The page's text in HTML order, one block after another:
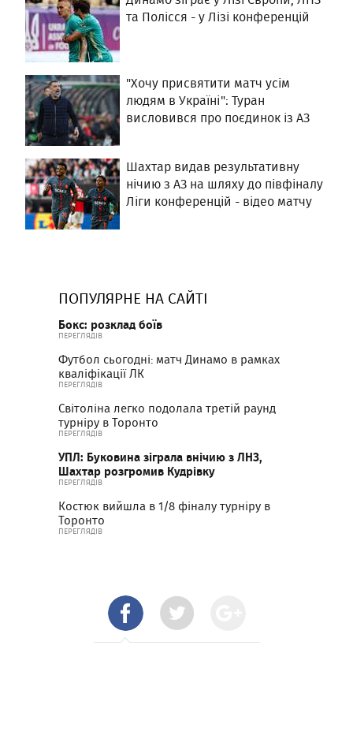
та Полісся - у Лізі конференцій
"Хочу присвятити матч усім
людям в Україні": Туран
висловився про поєдинок із АЗ
Шахтар видав результативну
нічию з АЗ на шляху до півфіналу
Ліги конференцій - відео матчу
ПОПУЛЯРНЕ НА САЙТІ
Бокс: розклад боїв
ПЕРЕГЛЯДІВ
Футбол сьогодні: матч Динамо в рамках
кваліфікації ЛК
ПЕРЕГЛЯДІВ
Світоліна легко подолала третій раунд
турніру в Торонто
ПЕРЕГЛЯДІВ
УПЛ: Буковина зіграла внічию з ЛНЗ,
Шахтар розгромив Кудрівку
ПЕРЕГЛЯДІВ
Костюк вийшла в 1/8 фіналу турніру в
Торонто
ПЕРЕГЛЯДІВ